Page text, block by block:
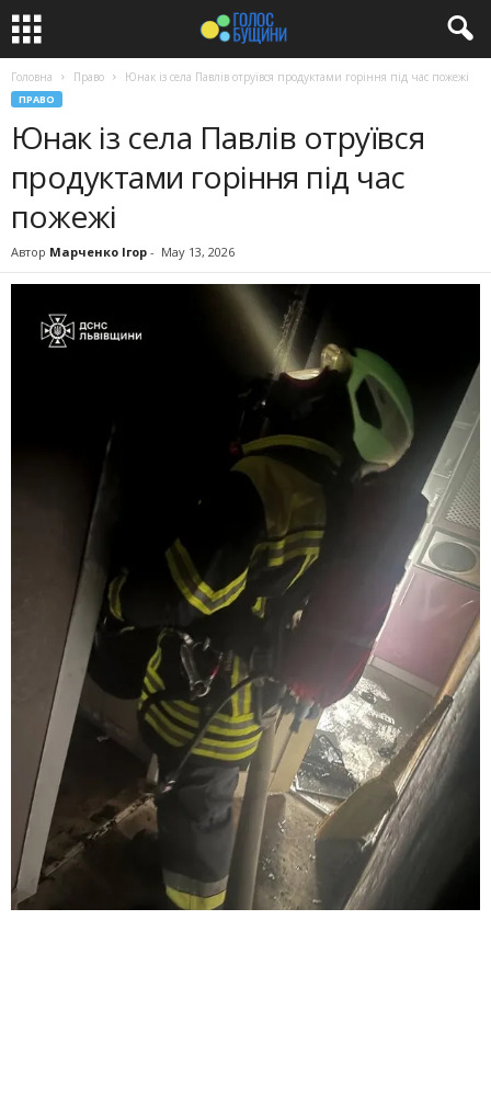
Головна Право Юнак із села Павлів отруївся продуктами горіння під час пожежі
ПРАВО
Юнак із села Павлів отруївся
продуктами горіння під час
пожежі
Автор Марченко Ігор - May 13, 2026